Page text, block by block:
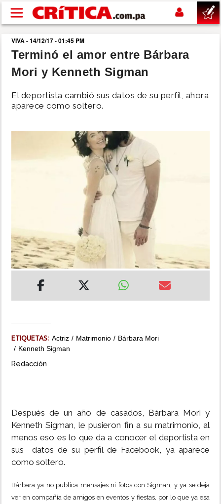
Pasar al contenido principal
buscar
SUCESOS
NACIONAL
INSÓLITAS
MULTIMEDIA
VIVA - 14/12/17 - 01:45 PM
Terminó el amor entre Bárbara
Mori y Kenneth Sigman
El deportista cambió sus datos de su perfil, ahora
aparece como soltero.
ETIQUETAS: Actriz Matrimonio
Bárbara Mori
Kenneth Sigman
Redacción
Después de un año de casados, Bárbara Mori y
Kenneth Sigman, le pusieron fin a su matrimonio, al
menos eso es lo que da a conocer el deportista en
sus datos de su perfil de Facebook, ya aparece
como soltero.
Bárbara ya no publica mensajes ni fotos con Sigman, y ya se deja
ver en compañía de amigos en eventos y fiestas, por lo que ya esa